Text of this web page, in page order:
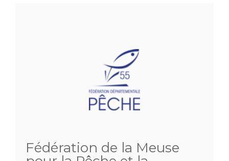
Fédération de la Meuse